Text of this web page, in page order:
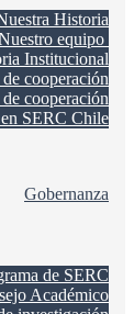
Historia
equipo
Institucional
cooperación
cooperación
SERC Chile
Gobernanza
de SERC
Académico